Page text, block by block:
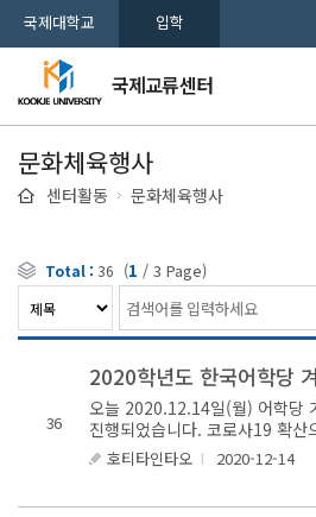
국제대학교 입학
국제교류센터
센터활동 문화체육행사
문화체육행사
Total : 36 (1 / 3 Page)
36
오늘 2020.12.14일(월) 어학당
진행되었습니다. 코로사19 확산
선생님들께서 중요한 내용만 학
끝내셨습니다. 이번학기는 온..
호티타인타오 l 2020-12-14